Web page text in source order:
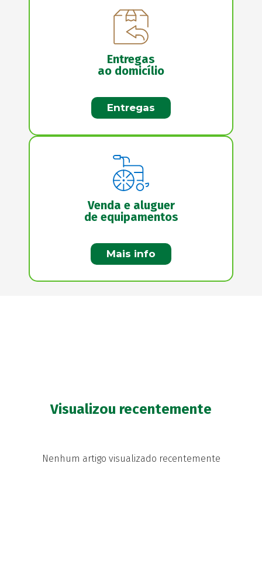
Entregas
ao domicílio
Entregas
Venda e aluguer
de equipamentos
Mais info
Visualizou recentemente
Nenhum artigo visualizado recentemente